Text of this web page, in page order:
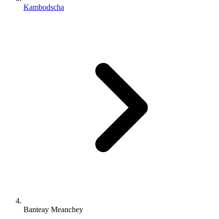
Kambodscha
Banteay Meanchey